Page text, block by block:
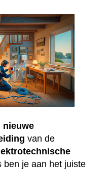
nieuwe
van de
ben je aan het juiste